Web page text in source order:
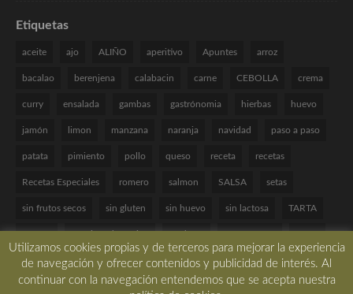
Etiquetas
aceite ajo ALIÑO aperitivo Apuntes arroz
bacalao berenjena calabacin carne CEBOLLA crema
curry ensalada gambas gastrónomia hierbas huevo
jamón limon manzana naranja navidad paso a paso
patata pimiento pollo queso receta recetas
Recetas Especiales romero salmon SALSA setas
sin frutos secos sin gluten sin huevo sin lactosa TARTA
Utilizamos cookies propias y de terceros para mejorar la experiencia
de navegación y ofrecer contenidos y publicidad de interés. Al
continuar con la navegación entendemos que se acepta nuestra